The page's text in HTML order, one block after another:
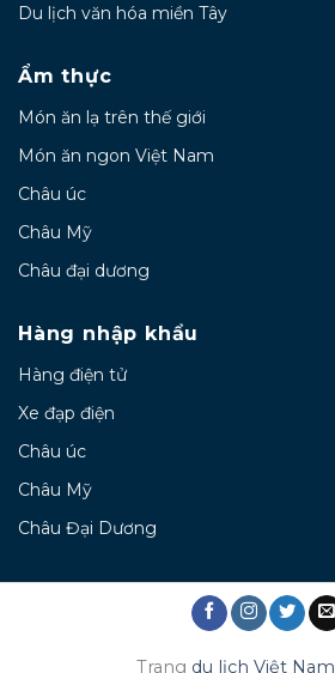
Du lịch văn hóa miền Tây
Ẩm thực
Món ăn lạ trên thế giới
Món ăn ngon Việt Nam
Châu úc
Châu Mỹ
Châu đại dương
Hàng nhập khẩu
Hàng điện tử
Xe đạp điện
Châu úc
Châu Mỹ
Châu Đại Dương
Trang du lịch Việt Nam